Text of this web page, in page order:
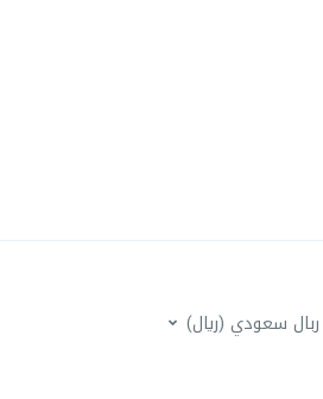
ربال سعودي (ريال)